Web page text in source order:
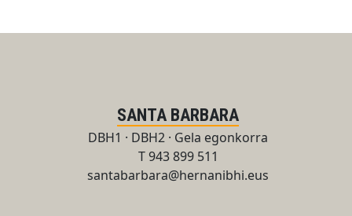
SANTA BARBARA
DBH1 · DBH2 · Gela egonkorra
T 943 899 511
santabarbara@hernanibhi.eus